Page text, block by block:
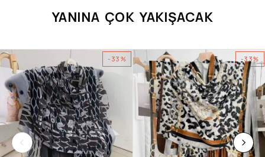
YANINA ÇOK YAKIŞACAK
-33% -33%